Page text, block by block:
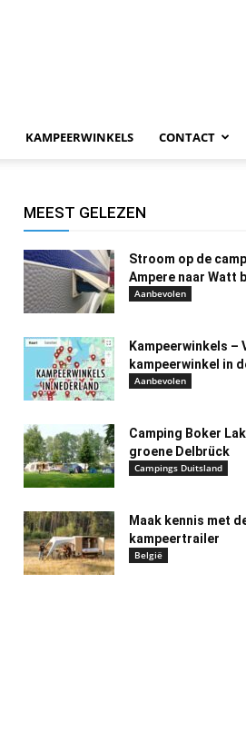
KAMPEERWINKELS CONTACT
MEEST GELEZEN
Stroom op de
Ampere naar Watt
Aanbevolen
Kampeerwinkels –
kampeerwinkel in
Aanbevolen
Camping Boker
groene Delbrück
Campings Duitsland
Maak kennis met
kampeertrailer
België